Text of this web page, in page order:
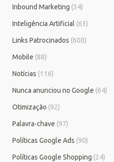
Inbound Marketing (34)
Inteligência Artificial (63)
Links Patrocinados (600)
Mobile (88)
Notícias (116)
Nunca anunciou no Google (64)
Otimização (92)
Palavra-chave (97)
Políticas Google Ads (90)
Políticas Google Shopping (24)